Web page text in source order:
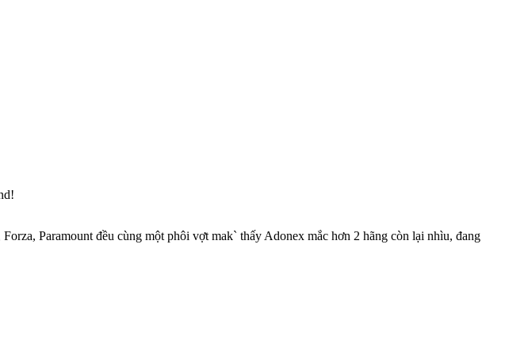
Paramount đều cùng một phôi vợt mak` thấy Adonex mắc hơn 2 hãng còn lại nhìu, đang